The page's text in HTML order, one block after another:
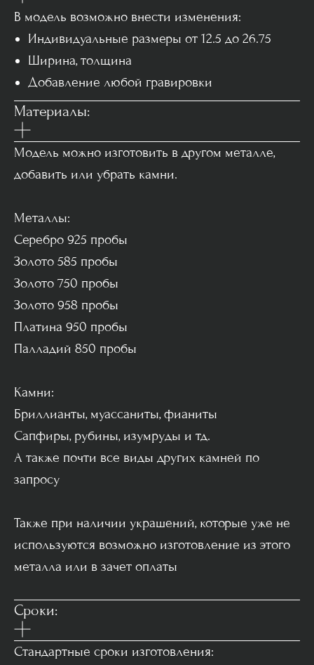
В модель возможно внести изменения:
Индивидуальные размеры от 12.5 до 26.75
Ширина, толщина
Добавление любой гравировки
Материалы:
Модель можно изготовить в другом металле,
добавить или убрать камни.
Металлы:
Серебро 925 пробы
Золото 585 пробы
Золото 750 пробы
Золото 958 пробы
Платина 950 пробы
Палладий 850 пробы
Камни:
Бриллианты, муассаниты, фианиты
Сапфиры, рубины, изумруды и тд.
А также почти все виды других камней по
запросу
Также при наличии украшений, которые уже не
используются возможно изготовление из этого
металла или в зачет оплаты
Сроки:
Стандартные сроки изготовления: